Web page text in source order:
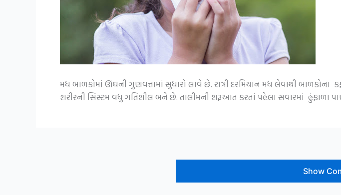
મધ બાળકોમાં ઊંઘની ગુણવત્તામાં સુધારો લાવે છે. રાત્રી દરમિયાન મધ લેવાથી
શરીરની સિસ્ટમ વધુ ગતિશીલ બને છે. તાલીમની શરૂઆત કરતાં પહેલા સવારમાં હુંફાળા
Show